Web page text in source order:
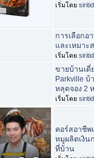
เริ่มโดย
การเลือกอ
และเหมาะ
เริ่มโดย
ขายบ้านเดี่
Parkville บ้
หลุดจอง 2
เริ่มโดย
คอร์สอาชีพ
หมูผลิตเงิน
ที่บ้าน